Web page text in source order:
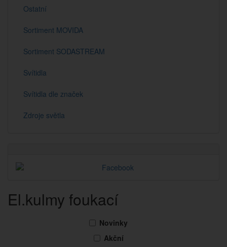
Ostatní
Sortiment MOVIDA
Sortiment SODASTREAM
Svítidla
Svítidla dle značek
Zdroje světla
El.kulmy foukací
Novinky
Akční